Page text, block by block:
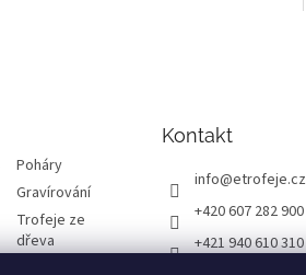
Poháry
Gravírování
Trofeje ze
dřeva
Kontakt
info@etrofeje.cz
+420 607 282 900
+421 940 610 310